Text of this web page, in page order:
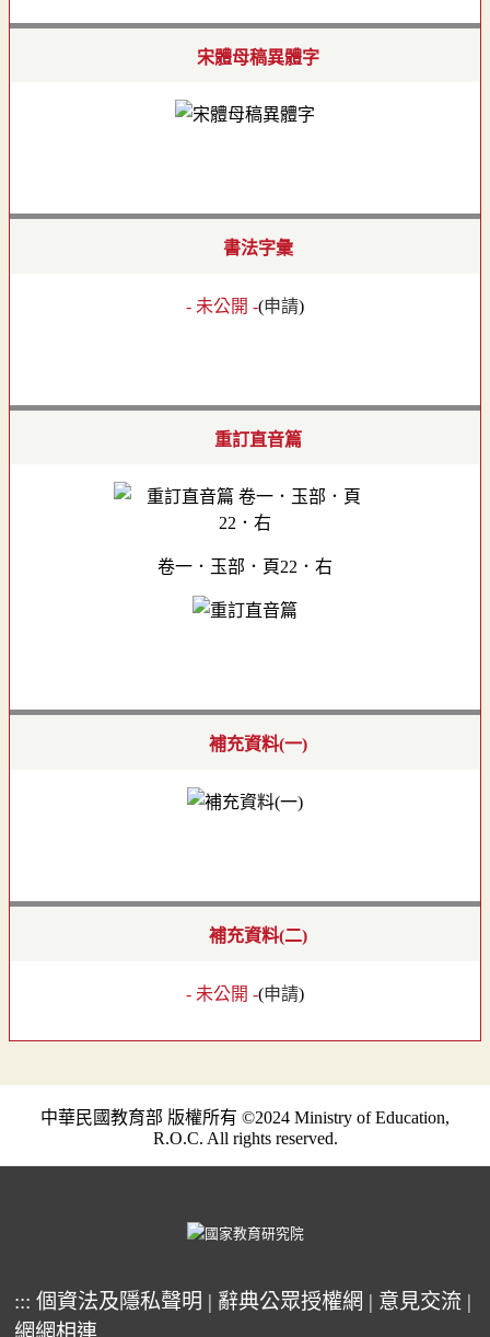
宋體母稿異體字
書法字彙
- 未公開 -(申請)
重訂直音篇
卷一．玉部．頁22．右
補充資料(一)
補充資料(二)
- 未公開 -(申請)
中華民國教育部 版權所有 ©2024 Ministry of Education,
R.O.C. All rights reserved.
::: 個資法及隱私聲明 | 辭典公眾授權網 | 意見交流 |
網網相連